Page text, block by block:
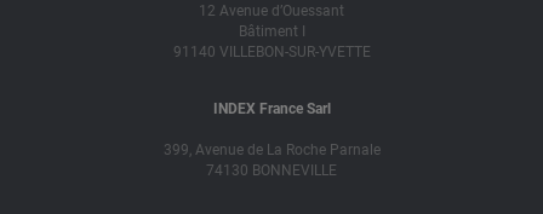
12 Avenue d’Ouessant
Bâtiment I
91140 VILLEBON-SUR-YVETTE
INDEX France Sarl
399, Avenue de La Roche Parnale
74130 BONNEVILLE